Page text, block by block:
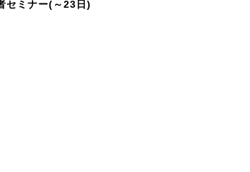
セミナー(～23日)